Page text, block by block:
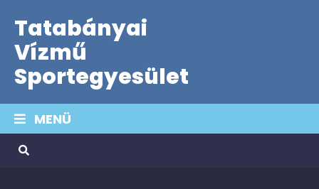
Tatabányai
Vízmű
Sportegyesület
MENÜ